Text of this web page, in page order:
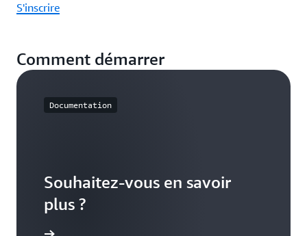
S'inscrire
Comment démarrer
Documentation
Souhaitez-vous en savoir
plus ?